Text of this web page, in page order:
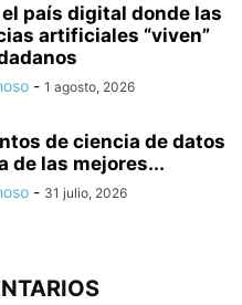
país digital donde las
artificiales “viven”
- 1 agosto, 2026
de ciencia de datos
de las mejores...
- 31 julio, 2026